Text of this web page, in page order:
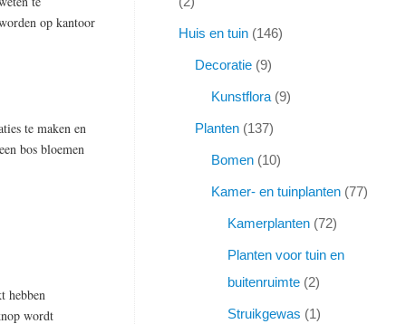
op kantoor
te maken en
bos bloemen
hebben
wordt
Huis en tuin 146
Decoratie 9
Kunstflora 9
Planten 137
Bomen 10
Kamer- en tuinplanten 77
Kamerplanten 72
Planten voor tuin en
buitenruimte 2
Struikgewas 1